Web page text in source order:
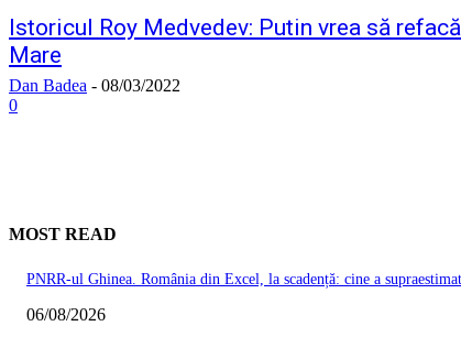
Istoricul Roy Medvedev: Putin vrea să
Mare
Dan Badea - 08/03/2022
0
MOST READ
PNRR-ul Ghinea. România din Excel, la scadență: cine a
06/08/2026